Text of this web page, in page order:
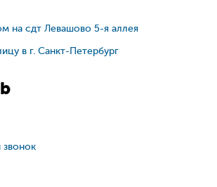
на сдт Левашово 5-я аллея
в г. Санкт-Петербург
звонок